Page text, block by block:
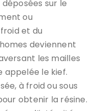
sur le
ou
et du
deviennent
les mailles
appelée le kief.
à froid ou sous
obtenir la résine.